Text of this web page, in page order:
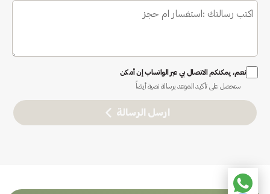
نعم، يمكنكم الاتصال بي عبر الواتساب إن أمكن
ستحصل على تأكيد الموعد برسالة نصية أيضاً
ارسل الرسالة